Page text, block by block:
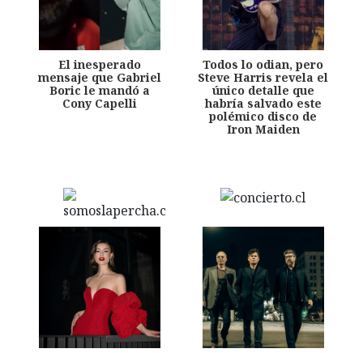
El inesperado
mensaje que Gabriel
Boric le mandó a
Cony Capelli
Todos lo odian, pero
Steve Harris revela el
único detalle que
habría salvado este
polémico disco de
Iron Maiden